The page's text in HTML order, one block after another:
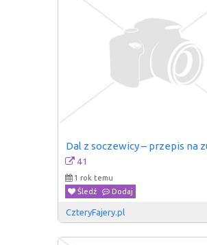
Dal z soczewicy – przepis na
41
1 rok temu
Śledź
Dodaj
CzteryFajery.pl